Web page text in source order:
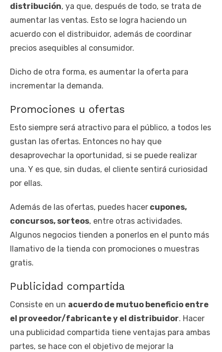
distribución, ya que, después de todo, se trata de
aumentar las ventas. Esto se logra haciendo un
acuerdo con el distribuidor, además de coordinar
precios asequibles al consumidor.
Dicho de otra forma, es aumentar la oferta para
incrementar la demanda.
Promociones u ofertas
Esto siempre será atractivo para el público, a todos les
gustan las ofertas. Entonces no hay que
desaprovechar la oportunidad, si se puede realizar
una. Y es que, sin dudas, el cliente sentirá curiosidad
por ellas.
Además de las ofertas, puedes hacer cupones,
concursos, sorteos, entre otras actividades.
Algunos negocios tienden a ponerlos en el punto más
llamativo de la tienda con promociones o muestras
gratis.
Publicidad compartida
Consiste en un acuerdo de mutuo beneficio entre
el proveedor/fabricante y el distribuidor. Hacer
una publicidad compartida tiene ventajas para ambas
partes, se hace con el objetivo de mejorar la